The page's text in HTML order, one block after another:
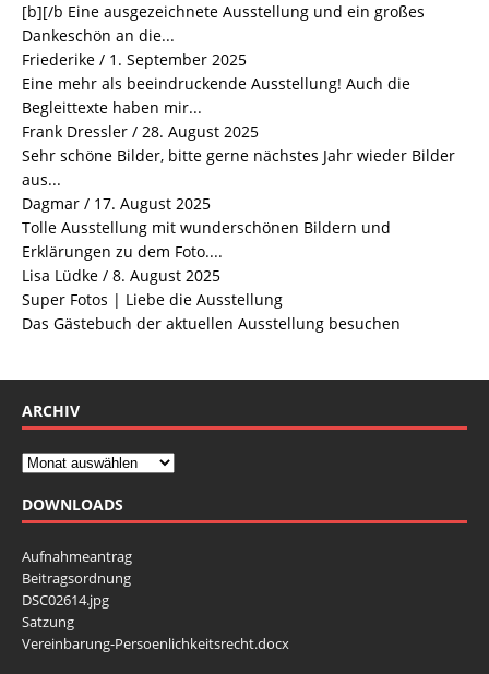
[b][/b Eine ausgezeichnete Ausstellung und ein großes
Dankeschön an die...
Friederike / 1. September 2025
Eine mehr als beeindruckende Ausstellung! Auch die
Begleittexte haben mir...
Frank Dressler / 28. August 2025
Sehr schöne Bilder, bitte gerne nächstes Jahr wieder Bilder
aus...
Dagmar / 17. August 2025
Tolle Ausstellung mit wunderschönen Bildern und
Erklärungen zu dem Foto....
Lisa Lüdke / 8. August 2025
Super Fotos | Liebe die Ausstellung
Das Gästebuch der aktuellen Ausstellung besuchen
ARCHIV
DOWNLOADS
Aufnahmeantrag
Beitragsordnung
DSC02614.jpg
Satzung
Vereinbarung-Persoenlichkeitsrecht.docx